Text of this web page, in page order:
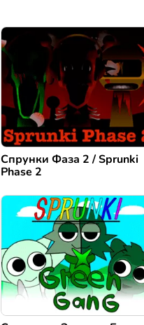
Спрунки Фаза 2 / Sprunki
Phase 2